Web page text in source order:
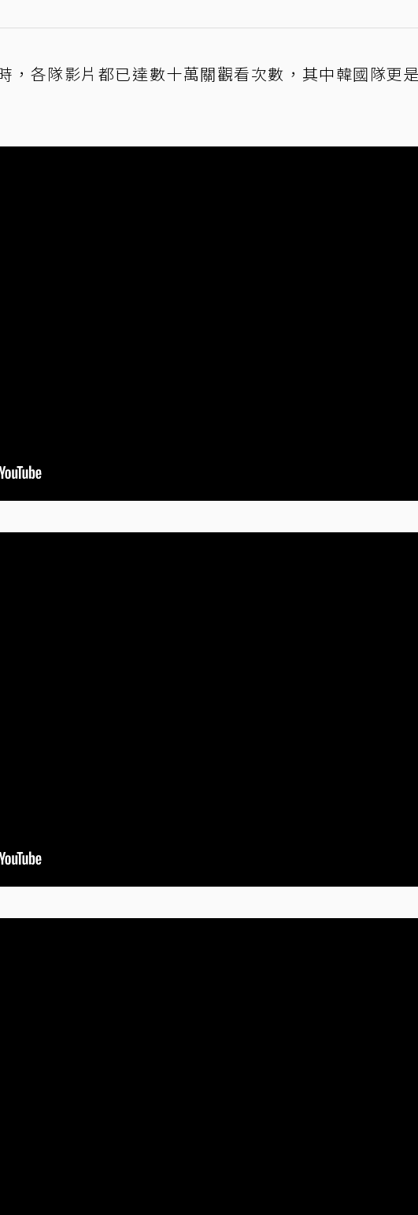
，各隊影片都已達數十萬關觀看次數，其中韓國隊更